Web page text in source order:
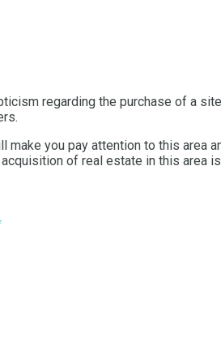
regarding the purchase of a
you pay attention to this area
of real estate in this area